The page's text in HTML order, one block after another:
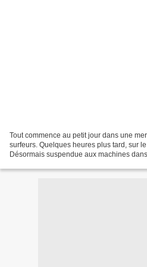
Tout commence au petit jour dans une
surfeurs. Quelques heures plus tard, sur le
Désormais suspendue aux machines